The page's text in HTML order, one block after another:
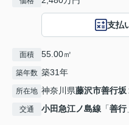
支払
面積 55.00㎡
築年数 築31年
所在地 神奈川県藤沢市善行坂
交通 小田急江ノ島線 「善行